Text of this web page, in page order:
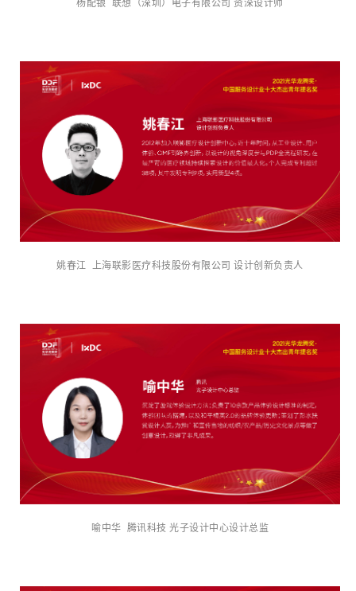
杨配银 联想（深圳）电子有限公司 资深设计师
姚春江 上海联影医疗科技股份有限公司 设计创新负责人
喻中华 腾讯科技 光子设计中心设计总监